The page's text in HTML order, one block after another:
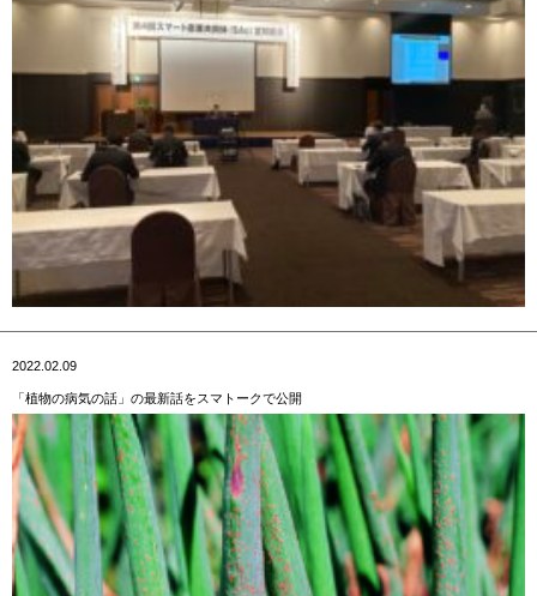
2022.02.09
「植物の病気の話」の最新話をスマトークで公開